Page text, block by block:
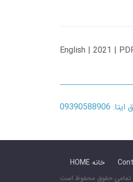
English | 2021 |
HOME خانه